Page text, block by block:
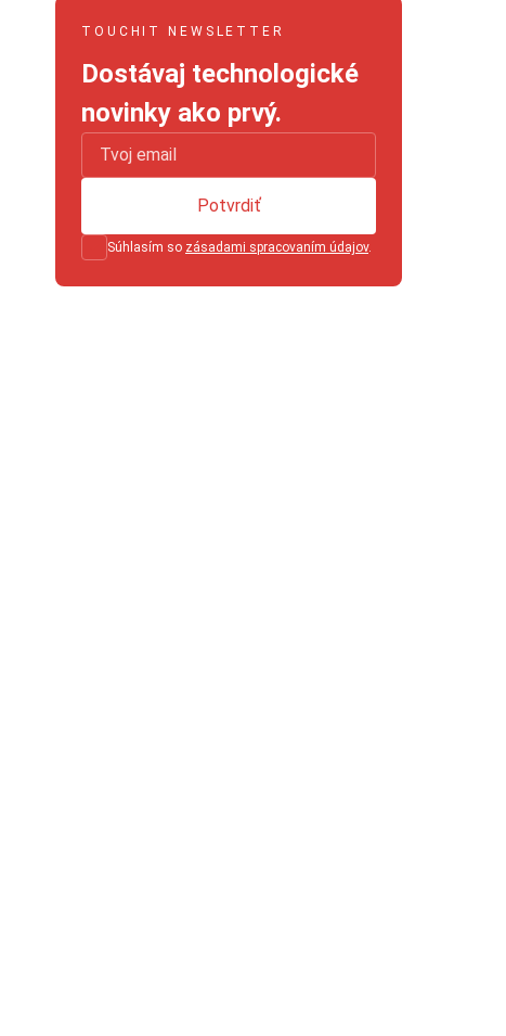
TOUCHIT NEWSLETTER
Dostávaj technologické
novinky ako prvý.
Súhlasím so zásadami spracovaním údajov.
Potvrdiť